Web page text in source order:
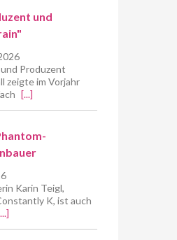
und
Produzent
zeigte im Vorjahr
[...]
Karin Teigl,
K, ist auch